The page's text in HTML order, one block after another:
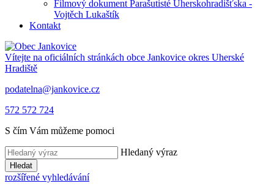
Filmový dokument Parašutisté Uherskohradišťska -
Vojtěch Lukaštík
Kontakt
Vítejte na oficiálních stránkách obce Jankovice okres Uherské
Hradiště
podatelna@jankovice.cz
572 572 724
S čím Vám můžeme pomoci
Hledaný výraz
Hledat
rozšířené vyhledávání